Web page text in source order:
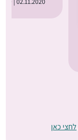
לחצי כאן